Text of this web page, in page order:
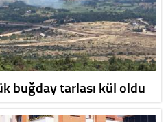
buğday tarlası kül oldu